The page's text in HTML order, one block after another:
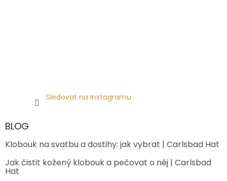
Sledovat na Instagramu
BLOG
Klobouk na svatbu a dostihy: jak vybrat | Carlsbad Hat
Jak čistit kožený klobouk a pečovat o něj | Carlsbad
Hat